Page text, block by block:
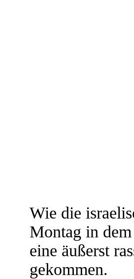
Wie die
Montag in
eine äußerst
gekommen.